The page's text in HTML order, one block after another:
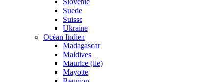
Slovenie
Suede
Suisse
Ukraine
Océan Indien
Madagascar
Maldives
Maurice (ile)
Mayotte